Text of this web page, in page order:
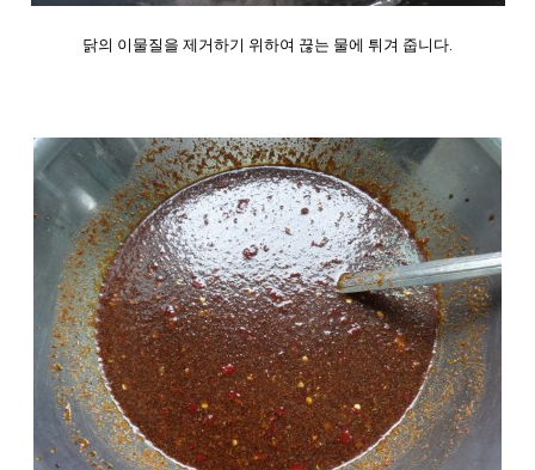
닭의 이물질을 제거하기 위하여 끊는 물에 튀겨 줍니다.